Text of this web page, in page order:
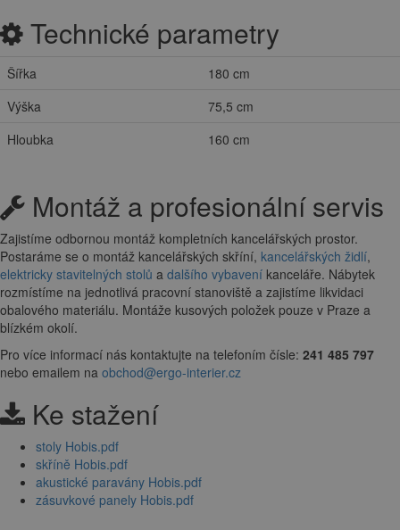
Technické parametry
Šířka
180 cm
Výška
75,5 cm
Hloubka
160 cm
Montáž a profesionální servis
Zajistíme odbornou montáž kompletních kancelářských prostor.
Postaráme se o montáž kancelářských skříní, kancelářských židlí,
elektricky stavitelných stolů a dalšího vybavení kanceláře. Nábytek
rozmístíme na jednotlivá pracovní stanoviště a zajistíme likvidaci
obalového materiálu. Montáže kusových položek pouze v Praze a
blízkém okolí.
Pro více informací nás kontaktujte na telefoním čísle: 241 485 797
nebo emailem na obchod@ergo-interier.cz
Ke stažení
stoly Hobis.pdf
skříně Hobis.pdf
akustické paravány Hobis.pdf
zásuvkové panely Hobis.pdf